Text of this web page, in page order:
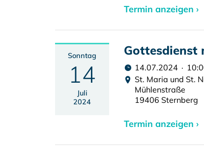
Termin anzeigen ›
Sonntag
14
Juli
2024
Gottesdienst
14.07.2024 ·
St. Maria und St.
Mühlenstraße
19406 Sternberg
Termin anzeigen ›